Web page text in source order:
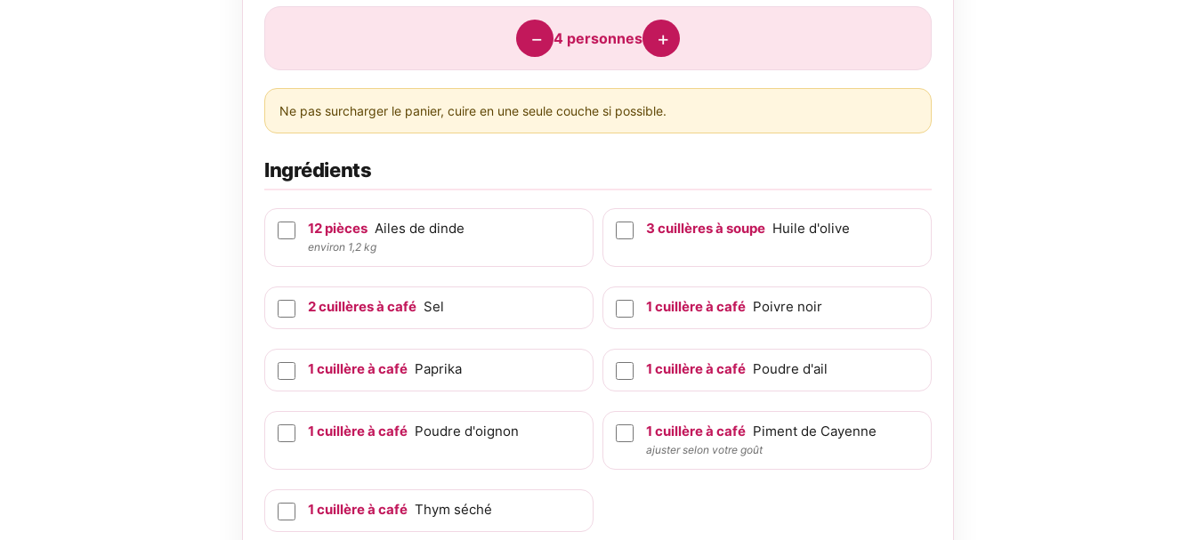
− 4 personnes +
Ne pas surcharger le panier, cuire en une seule couche si possible.
Ingrédients
12pièces Ailes de dinde
environ 1,2 kg
3 cuillères à soupe Huile d'olive
2cuillères à café Sel 1 cuillère à café Poivre noir
1 cuillère à café Paprika 1 cuillère à café Poudre d'ail
1 cuillère à café Poudre d'oignon 1 cuillère à café Piment de Cayenne
ajuster selon votre goût
1 cuillère à café Thym séché